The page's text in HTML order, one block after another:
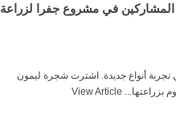
في مشروع جفرا لزراعة
أنواع جديدة. اشترت شجرة ليمون
بزراعتها... View Article